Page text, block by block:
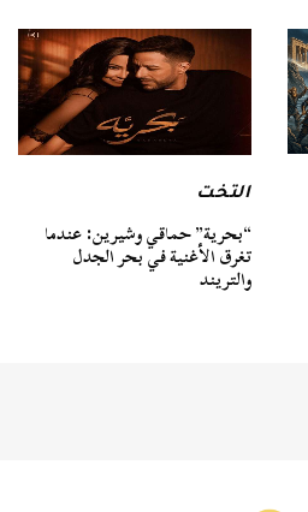
التخت
“بحرية” حماقي وشيرين: عندما
تغرق الأغنية في بحر الجدل
والتريند